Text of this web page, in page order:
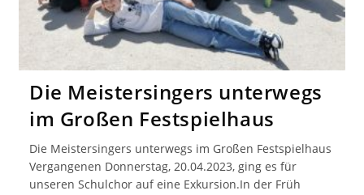
Die Meistersingers unterwegs
im Großen Festspielhaus
Die Meistersingers unterwegs im Großen Festspielhaus
Vergangenen Donnerstag, 20.04.2023, ging es für
unseren Schulchor auf eine Exkursion.In der Früh